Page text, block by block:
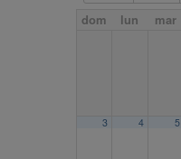
dom lun mar
3 4 5